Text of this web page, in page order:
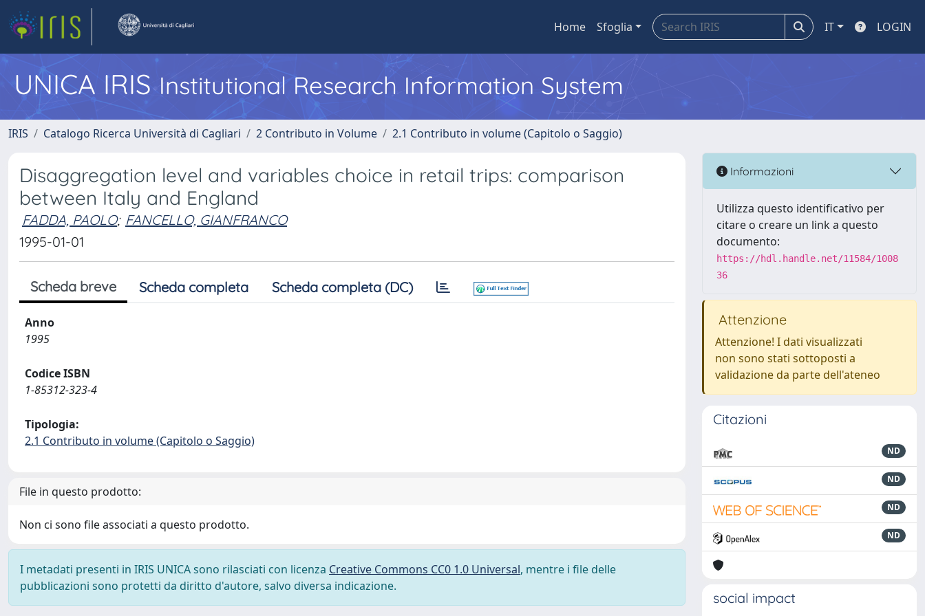
Home Sfoglia IT LOGIN
UNICA IRISInstitutional Research Information System
IRIS Catalogo Ricerca Università di Cagliari 2 Contributo in Volume 2.1 Contributo in volume (Capitolo o Saggio)
Disaggregation level and variables choice in retail trips: comparison
between Italy and England
FADDA, PAOLO; FANCELLO, GIANFRANCO
1995-01-01
Scheda breve Scheda completa Scheda completa (DC)
Anno
1995
Codice ISBN
1-85312-323-4
Tipologia:
2.1 Contributo in volume (Capitolo o Saggio)
File in questo prodotto:
Non ci sono file associati a questo prodotto.
I metadati presenti in IRIS UNICA sono rilasciati con licenza Creative Commons CC0 1.0 Universal, mentre i file delle
pubblicazioni sono protetti da diritto d'autore, salvo diversa indicazione.
Informazioni
Utilizza questo identificativo per
citare o creare un link a questo
documento:
https://hdl.handle.net/11584/1008
36
Attenzione
Attenzione! I dati visualizzati
non sono stati sottoposti a
validazione da parte dell'ateneo
Citazioni
ND
ND
ND
ND
social impact